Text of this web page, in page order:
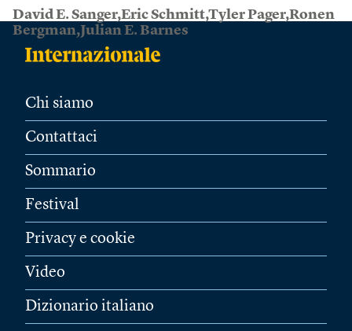
David E. Sanger,Eric Schmitt,Tyler Pager,Ronen
Bergman,Julian E. Barnes
Chi siamo
Contattaci
Sommario
Festival
Privacy e cookie
Video
Dizionario italiano